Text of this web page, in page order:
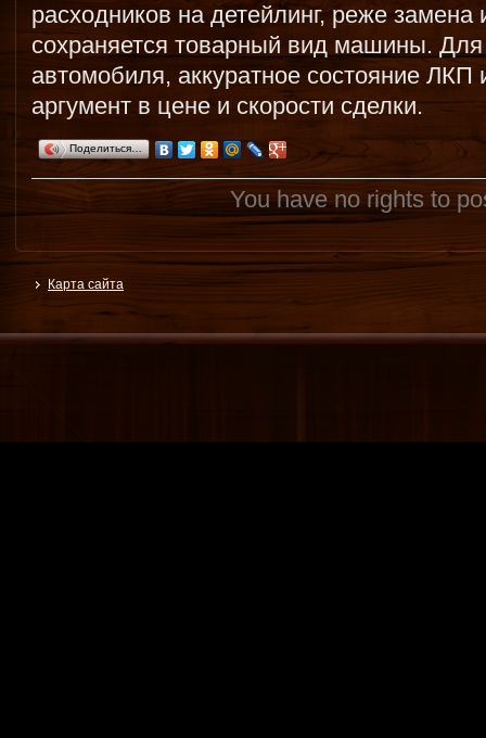
расходников на детейлинг, реже
сохраняется товарный вид машины. Для
автомобиля, аккуратное состояние ЛКП
аргумент в цене и скорости сделки.
Поделиться…
You have no rights to
Карта сайта